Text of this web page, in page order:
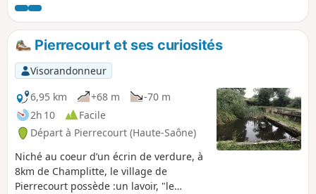
Bourgogne et la Champagne, ce plateau
calcaire présente un important réseau
karstique duquel de nombreux fleuves et
rivières prennent leur source. Non loin du
plateau il existe un site unique en France :
un "point triple" hydrographique. Ici, l'avenir
d'une goutte de pluie se joue à un mètre
près : selon l'endroit où elle tombe, elle peut
se retrouver en Méditerranée, dans
l'Atlantique ou en Mer du Nord. La fin de
l'étape se termine à Langres, une cité
possède un patrimoine protégé qui
témoigne des différentes périodes de
Pierrecourt et ses curiosités
Visorandonneur
6,95 km
+68 m
-70 m
2h 10
Facile
Départ à Pierrecourt (Haute-Saône)
Niché au coeur d’un écrin de verdure, à
8km de Champlitte, le village de
Pierrecourt possède :un lavoir, "le